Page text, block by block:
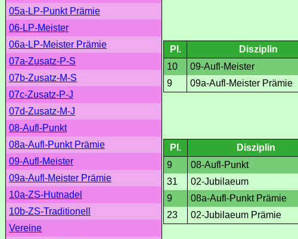
05a-LP-Punkt Prämie
06-LP-Meister
06a-LP-Meister Prämie
07a-Zusatz-P-S
07b-Zusatz-M-S
07c-Zusatz-P-J
07d-Zusatz-M-J
08-Aufl-Punkt
08a-Aufl-Punkt Prämie
09-Aufl-Meister
09a-Aufl-Meister Prämie
10a-ZS-Hutnadel
10b-ZS-Traditionell
Vereine
Pl. Disziplin
10
09-Aufl-Meister
9
09a-Aufl-Meister Prämie
Pl. Disziplin
9
08-Aufl-Punkt
31
02-Jubilaeum
9
08a-Aufl-Punkt Prämie
23
02-Jubilaeum Prämie